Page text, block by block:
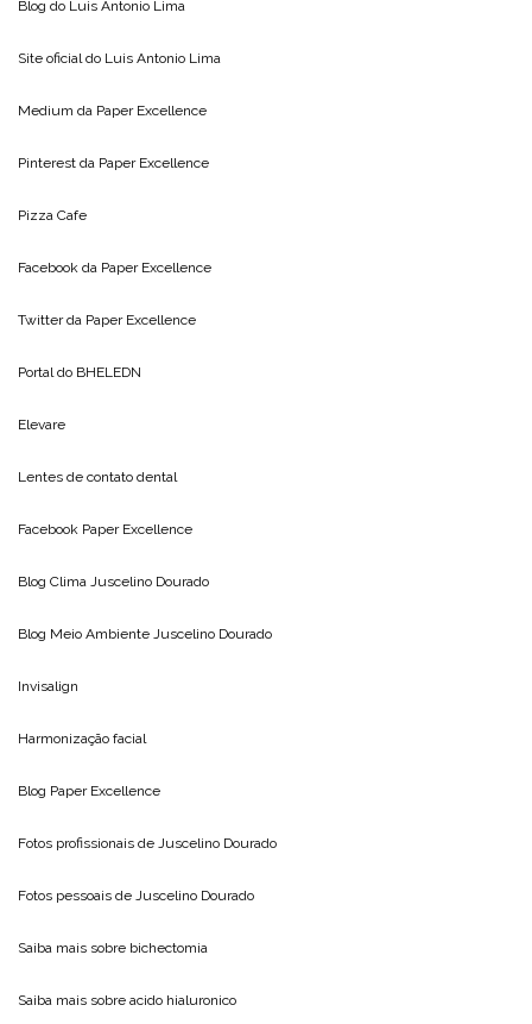
Blog do Luis Antonio Lima
Site oficial do Luis Antonio Lima
Medium da Paper Excellence
Pinterest da Paper Excellence
Pizza Cafe
Facebook da Paper Excellence
Twitter da Paper Excellence
Portal do BHELEDN
Elevare
Lentes de contato dental
Facebook Paper Excellence
Blog Clima Juscelino Dourado
Blog Meio Ambiente Juscelino Dourado
Invisalign
Harmonização facial
Blog Paper Excellence
Fotos profissionais de Juscelino Dourado
Fotos pessoais de Juscelino Dourado
Saiba mais sobre bichectomia
Saiba mais sobre acido hialuronico